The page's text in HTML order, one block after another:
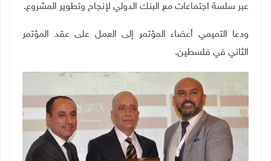
عبر سلسة اجتماعات مع البنك الدولي لإنجاح وتطوير المشروع.
ودعا التميمي أعضاء المؤتمر إلى العمل على عقد المؤتمر
الثاني في فلسطين.